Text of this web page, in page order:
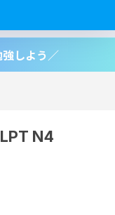
しよう／
N4